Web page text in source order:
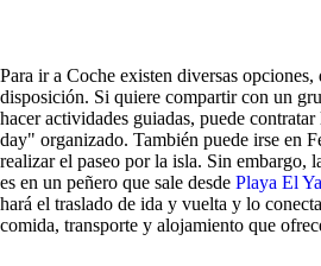
Para ir a Coche existen diversas
disposición. Si quiere compartir con un
hacer actividades guiadas, puede
day" organizado. También puede irse en
realizar el paseo por la isla. Sin embargo,
es en un peñero que sale desde Playa El
hará el traslado de ida y vuelta y lo
comida, transporte y alojamiento que